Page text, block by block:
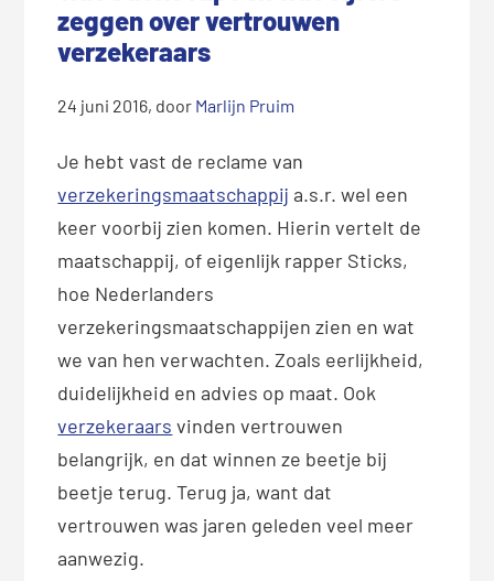
zeggen over vertrouwen
verzekeraars
24 juni 2016, door Marlijn Pruim
Je hebt vast de reclame van
verzekeringsmaatschappij a.s.r. wel een
keer voorbij zien komen. Hierin vertelt de
maatschappij, of eigenlijk rapper Sticks,
hoe Nederlanders
verzekeringsmaatschappijen zien en wat
we van hen verwachten. Zoals eerlijkheid,
duidelijkheid en advies op maat. Ook
verzekeraars vinden vertrouwen
belangrijk, en dat winnen ze beetje bij
beetje terug. Terug ja, want dat
vertrouwen was jaren geleden veel meer
aanwezig.